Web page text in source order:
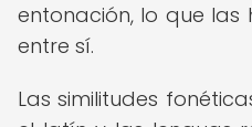
entonación, lo que las
entre sí.
Las similitudes